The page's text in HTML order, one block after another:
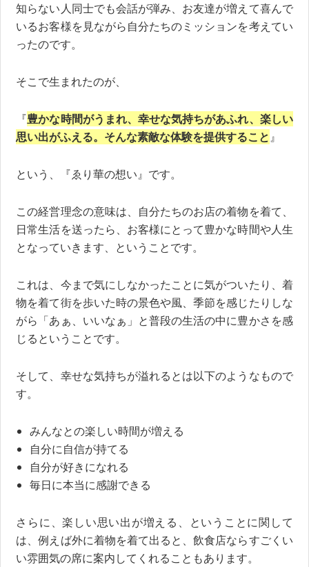
知らない人同士でも会話が弾み、お友達が増えて喜んで
いるお客様を見ながら自分たちのミッションを考えてい
ったのです。
そこで生まれたのが、
『豊かな時間がうまれ、幸せな気持ちがあふれ、楽しい
思い出がふえる。そんな素敵な体験を提供すること』
という、『ゑり華の想い』です。
この経営理念の意味は、自分たちのお店の着物を着て、
日常生活を送ったら、お客様にとって豊かな時間や人生
となっていきます、ということです。
これは、今まで気にしなかったことに気がついたり、着
物を着て街を歩いた時の景色や風、季節を感じたりしな
がら「あぁ、いいなぁ」と普段の生活の中に豊かさを感
じるということです。
そして、幸せな気持ちが溢れるとは以下のようなもので
す。
みんなとの楽しい時間が増える
自分に自信が持てる
自分が好きになれる
毎日に本当に感謝できる
さらに、楽しい思い出が増える、ということに関して
は、例えば外に着物を着て出ると、飲食店ならすごくい
い雰囲気の席に案内してくれることもあります。